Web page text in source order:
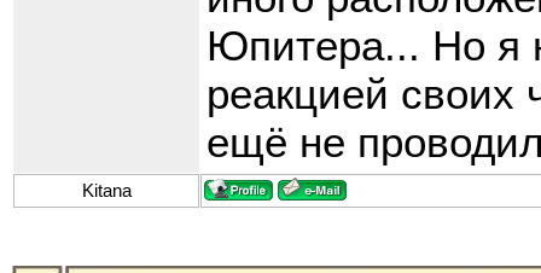
Юпитера... Но я
реакцией своих
ещё не
Kitana